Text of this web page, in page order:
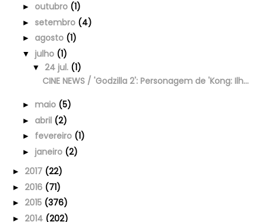
► outubro (1)
► setembro (4)
► agosto (1)
▼ julho (1)
▼ 24 jul. (1)
CINE NEWS / 'Godzilla 2': Personagem de 'Kong: Ilh...
► maio (5)
► abril (2)
► fevereiro (1)
► janeiro (2)
► 2017 (22)
► 2016 (71)
► 2015 (376)
► 2014 (202)